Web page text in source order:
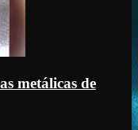
metálicas de